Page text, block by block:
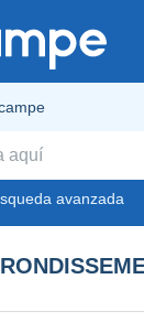
avanzada